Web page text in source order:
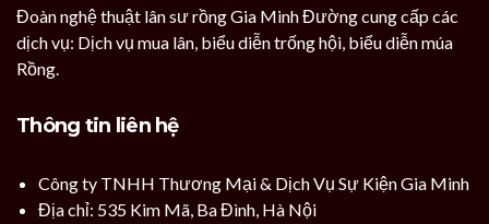
Đoàn nghệ thuật lân sư rồng Gia Minh Đường cung cấp các
dịch vụ: Dịch vụ mua lân, biểu diễn trống hội, biểu diễn múa
Rồng.
Thông tin liên hệ
Công ty TNHH Thương Mại & Dịch Vụ Sự Kiện Gia Minh
Địa chỉ: 535 Kim Mã, Ba Đình, Hà Nội